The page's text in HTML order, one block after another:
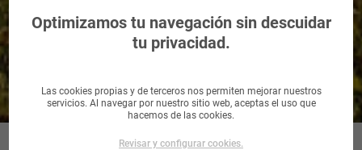
Campo, Jaén
Optimizamos tu navegación sin descuidar
tu privacidad.
Las cookies propias y de terceros nos permiten mejorar nuestros
servicios. Al navegar por nuestro sitio web, aceptas el uso que
hacemos de las cookies.
Revisar y configurar cookies.